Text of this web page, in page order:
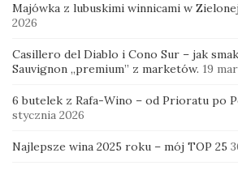
Majówka z lubuskimi winnicami w
2026
Casillero del Diablo i Cono Sur – jak
Sauvignon „premium” z marketów. 19
6 butelek z Rafa-Wino – od Prioratu po
stycznia 2026
Najlepsze wina 2025 roku – mój TOP 25